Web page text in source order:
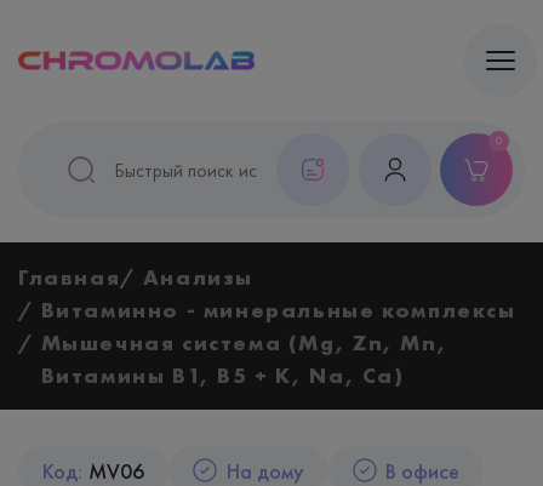
0
Главная
Анализы
Витаминно - минеральные комплексы
Мышечная система (Mg, Zn, Mn,
Витамины B1, B5 + K, Na, Ca)
Код: MV06 На дому В офисе